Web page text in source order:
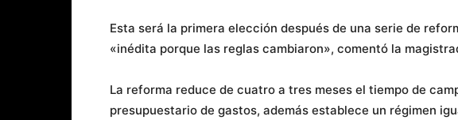
Esta será la primera elección después de una serie de
«inédita porque las reglas cambiaron», comentó la
La reforma reduce de cuatro a tres meses el tiempo de
presupuestario de gastos, además establece un régimen